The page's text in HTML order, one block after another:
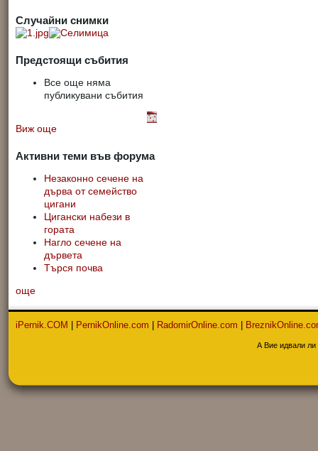
Случайни снимки
Предстоящи събития
Все още няма
публикувани събития
Виж още
Активни теми във форума
Незаконно сечене на
дърва от семейство
цигани
Цигански набези в
гората
Нагло сечене на
дървета
Търся почва
още
iPernik.COM | PernikOnline.com | RadomirOnline.com |
А Вие идвали